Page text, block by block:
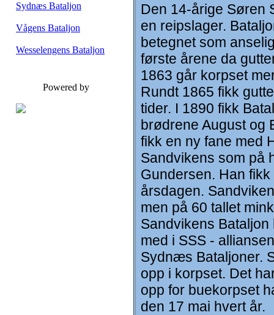
Sydnæs Bataljon
Vågens Bataljon
Wesselengens Bataljon
Powered by
Den 14-årige Søren
en reipslager.
betegnet som
første årene da
1863 går korpset
Rundt 1865 fikk
tider. I 1890 fikk
brødrene August og
fikk en ny fane med
Sandvikens som på
Gundersen. Han
årsdagen.
men på 60 tallet
Sandvikens
med i SSS -
Sydnæs Bataljoner.
opp i korpset. Det
opp for buekorpset
den 17 mai hvert år.